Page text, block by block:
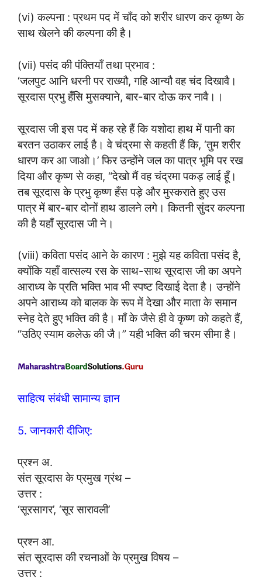
(vi) कल्पना : प्रथम पद में चाँद को शरीर धारण कर कृष्ण के
साथ खेलने की कल्पना की है।
(vii) पसंद की पंक्तियाँ तथा प्रभाव :
‘जलपुट आनि धरनी पर राख्यौ, गहि आन्यौ वह चंद दिखावै।
सूरदास प्रभु हँसि मुसक्याने, बार-बार दोऊ कर नावै।।
सूरदास जी इस पद में कह रहे हैं कि यशोदा हाथ में पानी का
बरतन उठाकर लाई है। वे चंद्रमा से कहती हैं कि, ‘तुम शरीर
धारण कर आ जाओ।’ फिर उन्होंने जल का पात्र भूमि पर रख
दिया और कृष्ण से कहा, “देखो मैं वह चंद्रमा पकड़ लाई हूँ।
तब सूरदास के प्रभु कृष्ण हँस पड़े और मुस्कराते हुए उस
पात्र में बार-बार दोनों हाथ डालने लगे। कितनी सुंदर कल्पना
की है यहाँ सूरदास जी ने।
(viii) कविता पसंद आने के कारण : मुझे यह कविता पसंद है,
क्योंकि यहाँ वात्सल्य रस के साथ-साथ सूरदास जी का अपने
आराध्य के प्रति भक्ति भाव भी स्पष्ट दिखाई देता है। उन्होंने
अपने आराध्य को बालक के रूप में देखा और माता के समान
स्नेह देते हुए भक्ति की है। माँ के जैसे ही वे कृष्ण को कहते हैं,
“उठिए स्याम कलेऊ की जै।” यही भक्ति की चरम सीमा है।
साहित्य संबंधी सामान्य ज्ञान
5. जानकारी दीजिए:
प्रश्न अ.
संत सूरदास के प्रमुख ग्रंथ –
उत्तर :
‘सूरसागर’, ‘सूर सारावली’
प्रश्न आ.
संत सूरदास की रचनाओं के प्रमुख विषय –
उत्तर :